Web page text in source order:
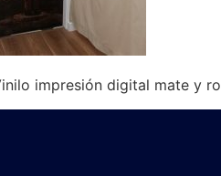
impresión digital mate y